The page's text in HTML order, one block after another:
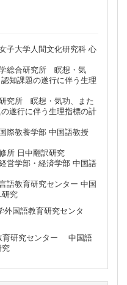
子大学人間文化研究科 心
総合研究所 瞑想・気
知課題の遂行に伴う生理
究所 瞑想・気功、また
遂行に伴う生理指標の計
際教養学部 中国語教授
所 日中翻訳研究
営学部・経済学部 中国語
語教育研究センター 中国
究
国語教育研究センタ
育研究センター 中国語
究